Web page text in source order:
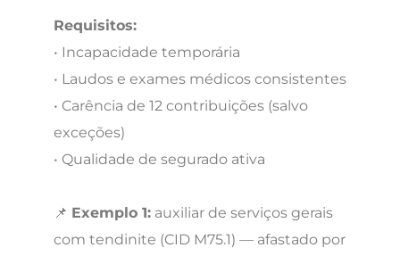
Requisitos:
• Incapacidade temporária
• Laudos e exames médicos consistentes
• Carência de 12 contribuições (salvo
exceções)
• Qualidade de segurado ativa
📌 Exemplo 1: auxiliar de serviços gerais
com tendinite (CID M75.1) — afastado por